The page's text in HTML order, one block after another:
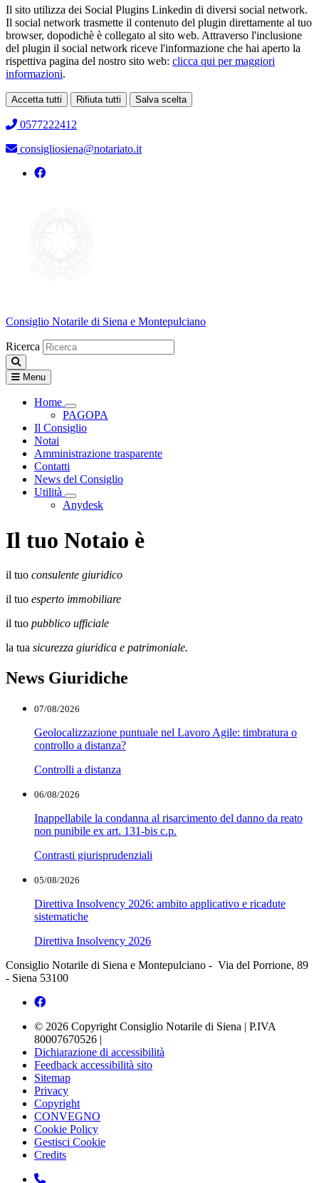
Il sito utilizza dei Social Plugins Linkedin di diversi social network.
Il social network trasmette il contenuto del plugin direttamente al tuo
browser, dopodichè è collegato al sito web. Attraverso l'inclusione
del plugin il social network riceve l'informazione che hai aperto la
rispettiva pagina del nostro sito web: clicca qui per maggiori
informazioni.
Accetta tutti Rifiuta tutti Salva scelta
0577222412
consigliosiena@notariato.it
Consiglio Notarile di Siena e Montepulciano
Ricerca
Menu
Home
Visualizza menù di secondo livello
PAGOPA
Il Consiglio
Notai
Amministrazione trasparente
Contatti
News del Consiglio
Utilità
Visualizza menù di secondo livello
Anydesk
Il tuo Notaio è
il tuo consulente giuridico
il tuo esperto immobiliare
il tuo pubblico ufficiale
la tua sicurezza giuridica e patrimoniale.
News Giuridiche
07/08/2026
Geolocalizzazione puntuale nel Lavoro Agile: timbratura o
controllo a distanza?
Controlli a distanza
06/08/2026
Inappellabile la condanna al risarcimento del danno da reato
non punibile ex art. 131-bis c.p.
Contrasti giurisprudenziali
05/08/2026
Direttiva Insolvency 2026: ambito applicativo e ricadute
sistematiche
Direttiva Insolvency 2026
Consiglio Notarile di Siena e Montepulciano - Via del Porrione, 89
- Siena 53100
© 2026 Copyright Consiglio Notarile di Siena | P.IVA
80007670526 |
Dichiarazione di accessibilità
Feedback accessibilità sito
Sitemap
Privacy
Copyright
CONVEGNO
Cookie Policy
Gestisci Cookie
Credits